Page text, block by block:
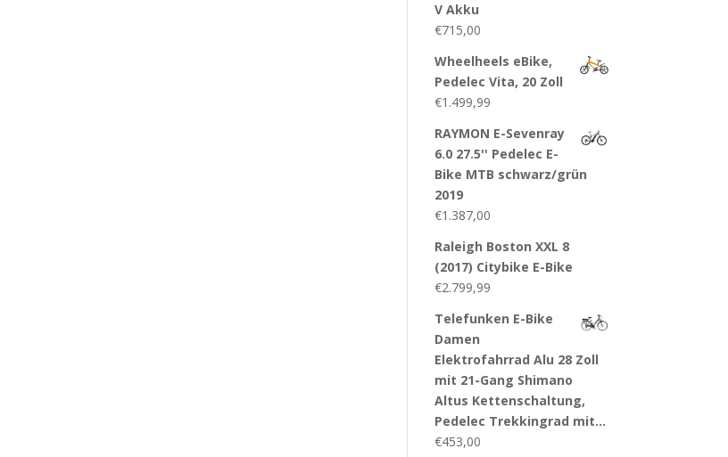
V Akku
€715,00
Wheelheels eBike,
Pedelec Vita, 20 Zoll
€1.499,99
RAYMON E-Sevenray
6.0 27.5'' Pedelec E-
Bike MTB schwarz/grün
2019
€1.387,00
Raleigh Boston XXL 8
(2017) Citybike E-Bike
€2.799,99
Telefunken E-Bike
Damen
Elektrofahrrad Alu 28 Zoll
mit 21-Gang Shimano
Altus Kettenschaltung,
Pedelec Trekkingrad mit…
€453,00